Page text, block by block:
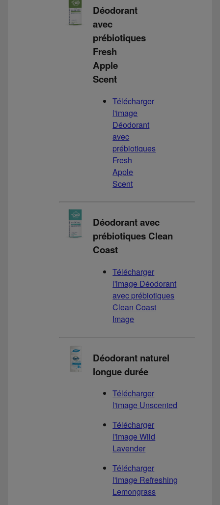
Déodorant
avec
prébiotiques
Fresh
Apple
Scent
Télécharger
l'image
Déodorant
avec
prébiotiques
Fresh
Apple
Scent
Déodorant avec
prébiotiques Clean
Coast
Télécharger
l'image Déodorant
avec prébiotiques
Clean Coast
Image
Déodorant naturel
longue durée
Télécharger
l'image Unscented
Télécharger
l'image Wild
Lavender
Télécharger
l'image Refreshing
Lemongrass